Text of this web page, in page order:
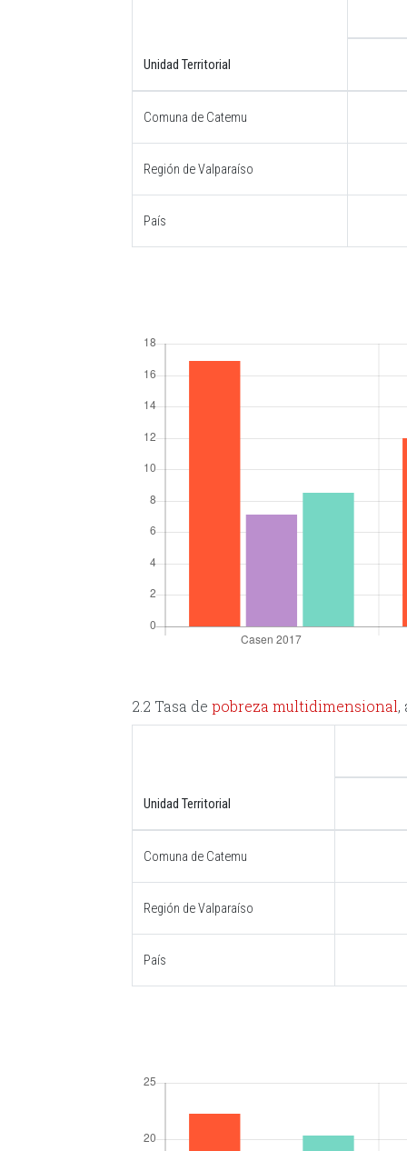
Unidad Territorial
Comuna de Catemu
Región de Valparaíso
País
2.2 Tasa de pobreza multidimensional,
Unidad Territorial
Comuna de Catemu
Región de Valparaíso
País